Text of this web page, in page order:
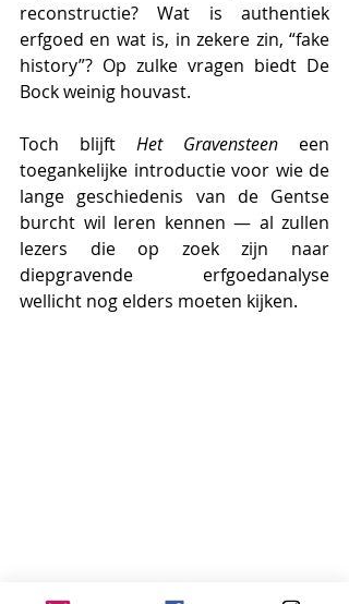
reconstructie? Wat is authentiek
erfgoed en wat is, in zekere zin, “fake
history”? Op zulke vragen biedt De
Bock weinig houvast.
Toch blijft Het Gravensteen een
toegankelijke introductie voor wie de
lange geschiedenis van de Gentse
burcht wil leren kennen — al zullen
lezers die op zoek zijn naar
diepgravende erfgoedanalyse
wellicht nog elders moeten kijken.